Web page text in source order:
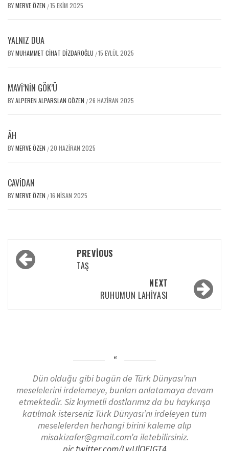
BYMERVE ÖZEN /15 EKIM 2025
YALNIZ DUA
BYMUHAMMET CIHAT DIZDAROĞLU /15 EYLÜL 2025
MAVİ’NIN GÖK’Ü
BYALPEREN ALPARSLAN GÖZEN /26 HAZIRAN 2025
ÂH
BYMERVE ÖZEN /20 HAZIRAN 2025
CAVİDAN
BYMERVE ÖZEN /16 NISAN 2025
PREVIOUS
TAŞ
NEXT
RUHUMUN LAHİYASI
Dün olduğu gibi bugün de Türk Dünyası’nın
meselelerini irdelemeye, bunları anlatamaya devam
etmektedir. Siz kıymetli dostlarımız da bu haykırışa
katılmak isterseniz Türk Dünyası’nı irdeleyen tüm
meselelerden herhangi birini kaleme alıp
misakizafer@gmail.com’a iletebilirsiniz.